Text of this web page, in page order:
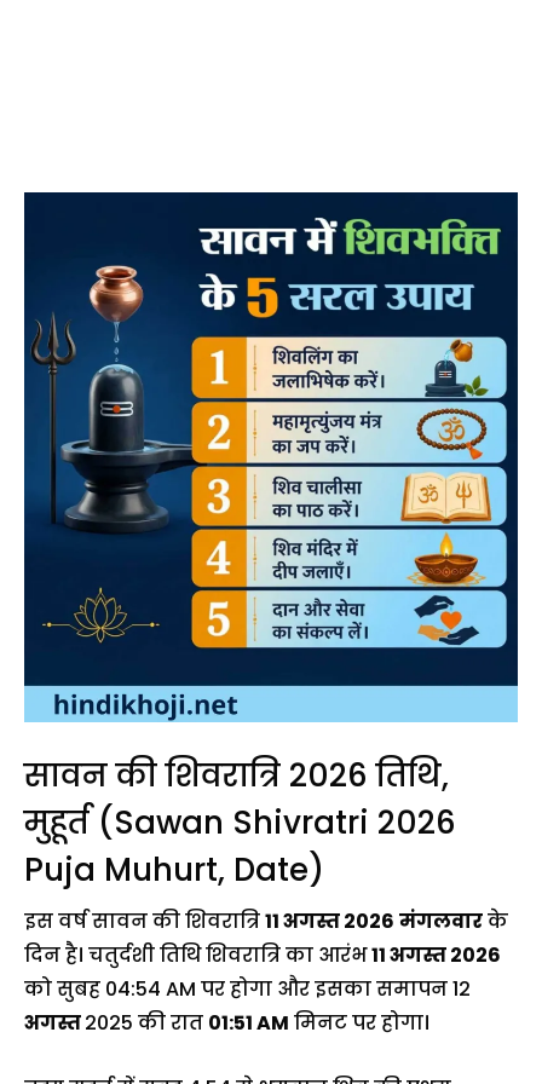
सावन की शिवरात्रि 2026 तिथि,
मुहूर्त (Sawan Shivratri 2026
Puja Muhurt, Date)
इस वर्ष सावन की शिवरात्रि11 अगस्त 2026 मंगलवारके
दिन है। चतुर्दशी तिथि शिवरात्रि का आरंभ11 अगस्त 2026
को सुबह 04:54 AM पर होगा और इसका समापन 12
अगस्त2025 की रात 01:51 AM मिनट पर होगा।